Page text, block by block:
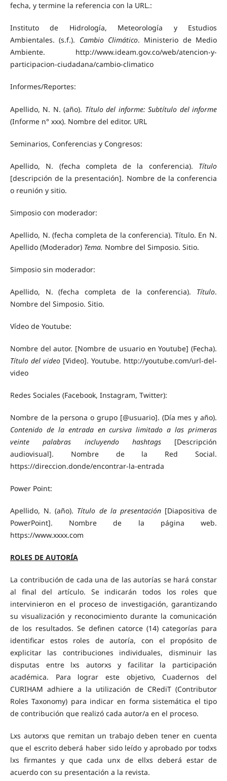
fecha, y termine la referencia con la URL.:
Instituto de Hidrología, Meteorología y Estudios
Ambientales. (s.f.). Cambio Climático. Ministerio de Medio
Ambiente. http://www.ideam.gov.co/web/atencion-y-
participacion-ciudadana/cambio-climatico
Informes/Reportes:
Apellido, N. N. (año). Título del informe: Subtítulo del informe
(Informe n° xxx). Nombre del editor. URL
Seminarios, Conferencias y Congresos:
Apellido, N. (fecha completa de la conferencia). Título
[descripción de la presentación]. Nombre de la conferencia
o reunión y sitio.
Simposio con moderador:
Apellido, N. (fecha completa de la conferencia). Título. En N.
Apellido (Moderador) Tema. Nombre del Simposio. Sitio.
Simposio sin moderador:
Apellido, N. (fecha completa de la conferencia). Título.
Nombre del Simposio. Sitio.
Vídeo de Youtube:
Nombre del autor. [Nombre de usuario en Youtube] (Fecha).
Título del video [Video]. Youtube. http://youtube.com/url-del-
video
Redes Sociales (Facebook, Instagram, Twitter):
Nombre de la persona o grupo [@usuario]. (Día mes y año).
Contenido de la entrada en cursiva limitado a las primeras
veinte palabras incluyendo hashtags[Descripción
audiovisual]. Nombre de la Red Social.
https://direccion.donde/encontrar-la-entrada
Power Point:
Apellido, N. (año). Título de la presentación[Diapositiva de
PowerPoint]. Nombre de la página web.
https://www.xxxx.com
ROLES DE AUTORÍA
La contribución de cada una de las autorías se hará constar
al final del artículo. Se indicarán todos los roles que
intervinieron en el proceso de investigación, garantizando
su visualización y reconocimiento durante la comunicación
de los resultados. Se definen catorce (14) categorías para
identificar estos roles de autoría, con el propósito de
explicitar las contribuciones individuales, disminuir las
disputas entre lxs autorxs y facilitar la participación
académica. Para lograr este objetivo, Cuadernos del
CURIHAM adhiere a la utilización de CRediT (Contributor
Roles Taxonomy) para indicar en forma sistemática el tipo
de contribución que realizó cada autor/a en el proceso.
Lxs autorxs que remitan un trabajo deben tener en cuenta
que el escrito deberá haber sido leído y aprobado por todxs
lxs firmantes y que cada unx de ellxs deberá estar de
acuerdo con su presentación a la revista.